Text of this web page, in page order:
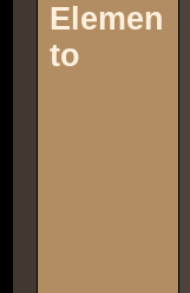
Elemen
to